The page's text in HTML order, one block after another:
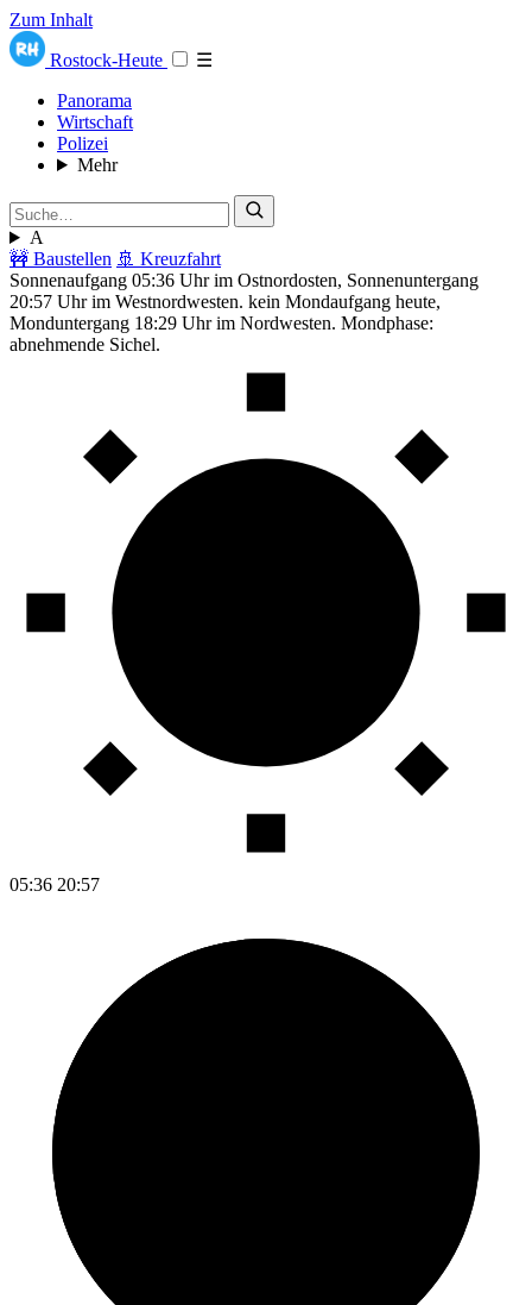
Zum Inhalt
Rostock-Heute
☰
Panorama
Wirtschaft
Polizei
Mehr
A
🚧 Baustellen 🚢 Kreuzfahrt
Sonnenaufgang 05:36 Uhr im Ostnordosten, Sonnenuntergang
20:57 Uhr im Westnordwesten. kein Mondaufgang heute,
Monduntergang 18:29 Uhr im Nordwesten. Mondphase:
abnehmende Sichel.
05:36 20:57